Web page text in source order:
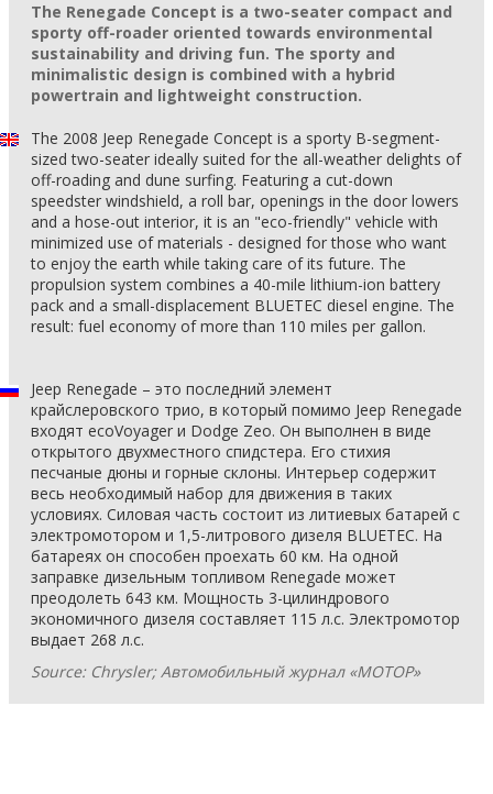
The Renegade Concept is a two-seater compact and
sporty off-roader oriented towards environmental
sustainability and driving fun. The sporty and
minimalistic design is combined with a hybrid
powertrain and lightweight construction.
The 2008 Jeep Renegade Concept is a sporty B-segment-
sized two-seater ideally suited for the all-weather delights of
off-roading and dune surfing. Featuring a cut-down
speedster windshield, a roll bar, openings in the door lowers
and a hose-out interior, it is an "eco-friendly" vehicle with
minimized use of materials - designed for those who want
to enjoy the earth while taking care of its future. The
propulsion system combines a 40-mile lithium-ion battery
pack and a small-displacement BLUETEC diesel engine. The
result: fuel economy of more than 110 miles per gallon.
Jeep Renegade – это последний элемент
крайслеровского трио, в который помимо Jeep Renegade
входят ecoVoyager и Dodge Zeo. Он выполнен в виде
открытого двухместного спидстера. Его стихия
песчаные дюны и горные склоны. Интерьер содержит
весь необходимый набор для движения в таких
условиях. Силовая часть состоит из литиевых батарей с
электромотором и 1,5-литрового дизеля BLUETEC. На
батареях он способен проехать 60 км. На одной
заправке дизельным топливом Renegade может
преодолеть 643 км. Мощность 3-цилиндрового
экономичного дизеля составляет 115 л.с. Электромотор
выдает 268 л.с.
Source: Chrysler; Автомобильный журнал «МОТОР»